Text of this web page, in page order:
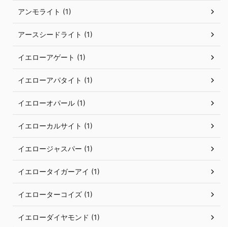
アンモライト (1)
アースシードライト (1)
イエローアゲート (1)
イエローアパタイト (1)
イエローオパール (1)
イエローカルサイト (1)
イエロージャスパー (1)
イエロータイガーアイ (1)
イエローターコイズ (1)
イエローダイヤモンド (1)